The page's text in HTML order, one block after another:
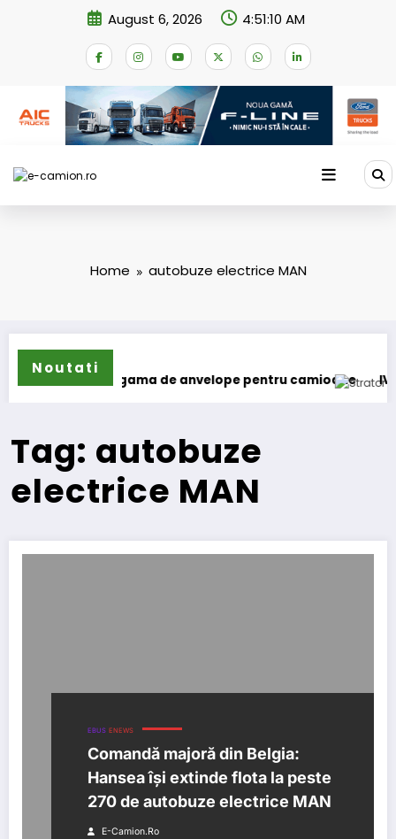
August 6, 2026 4:51:10 AM
Home autobuze electrice MAN
Noutati
își extinde gama de anvelope pentru camioane IVECO
Tag: autobuze
electrice MAN
EBUS ENEWS
Comandă majoră din Belgia:
Hansea își extinde flota la peste
270 de autobuze electrice MAN
E-Camion.ro